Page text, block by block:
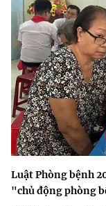
Luật Phòng bệnh
"chủ động phòng